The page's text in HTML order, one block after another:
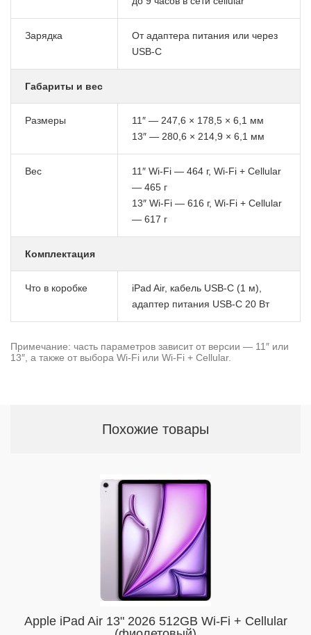
Зарядка
От адаптера питания или через
USB-C
Габариты и вес
Размеры
11″ — 247,6 × 178,5 × 6,1 мм
13″ — 280,6 × 214,9 × 6,1 мм
Вес
11″ Wi-Fi — 464 г, Wi-Fi + Cellular
— 465 г
13″ Wi-Fi — 616 г, Wi-Fi + Cellular
— 617 г
Комплектация
Что в коробке
iPad Air, кабель USB-C (1 м),
адаптер питания USB-C 20 Вт
Примечание: часть параметров зависит от версии — 11″ или
13″, а также от выбора Wi-Fi или Wi-Fi + Cellular.
Похожие товары
Apple iPad Air 13" 2026 512GB Wi-Fi + Cellular